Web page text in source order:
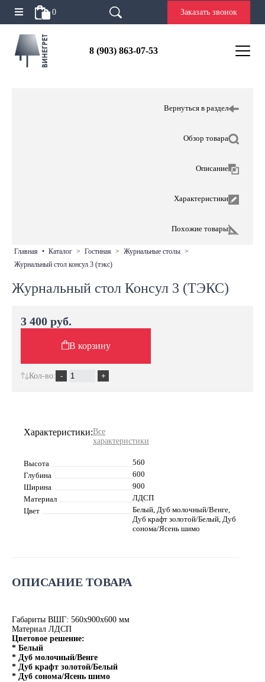
0 Заказать звонок
8 (903) 863-07-53
Вернуться в раздел
Обзор товара
Описание
Характеристики
Похожие товары
главная • каталог > гостиная > журнальные столы >
журнальный стол консул 3 (тэкс)
Журнальный стол Консул 3 (ТЭКС)
Характеристики:Все
характеристики
Высота
560
Глубина
600
Ширина
900
Материал
ЛДСП
Цвет
Белый, Дуб молочный/Венге,
Дуб крафт золотой/Белый, Дуб
сонома/Ясень шимо
ОПИСАНИЕ ТОВАРА
Габариты ВШГ: 560х900х600 мм
Материал ЛДСП
Цветовое решение:
* Белый
* Дуб молочный/Венге
* Дуб крафт золотой/Белый
* Дуб сонома/Ясень шимо
3 400 руб.
В корзину
Кол-во: